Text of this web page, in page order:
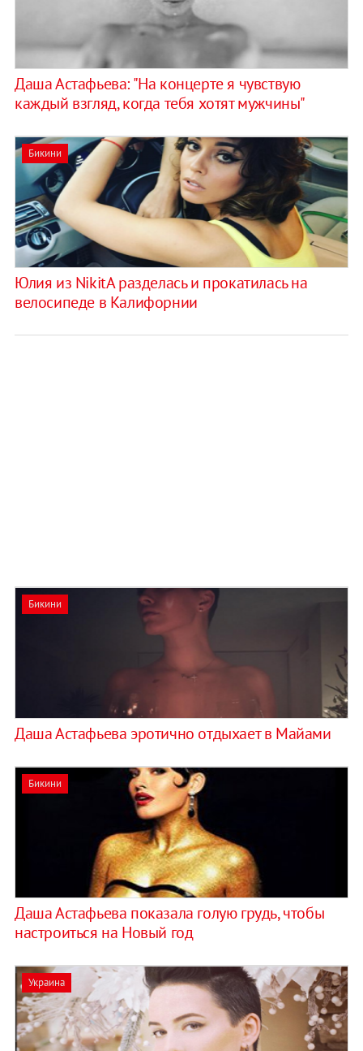
Даша Астафьева: "На концерте я чувствую
каждый взгляд, когда тебя хотят мужчины"
Бикини
Юлия из NikitA разделась и прокатилась на
велосипеде в Калифорнии
Бикини
Даша Астафьева эротично отдыхает в Майами
Бикини
Даша Астафьева показала голую грудь, чтобы
настроиться на Новый год
Украина